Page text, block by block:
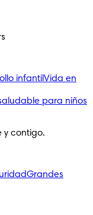
infantilVida en
para niños
y contigo.
Grandes